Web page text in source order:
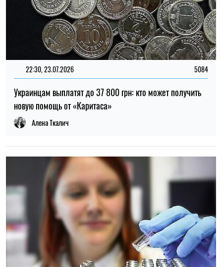
22:30, 23.07.2026 5084
Украинцам выплатят до 37 800 грн: кто может получить
новую помощь от «Каритаса»
Алена Ткалич